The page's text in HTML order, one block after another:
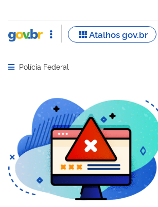
Abrir menu principal de navegação
Polícia Federal